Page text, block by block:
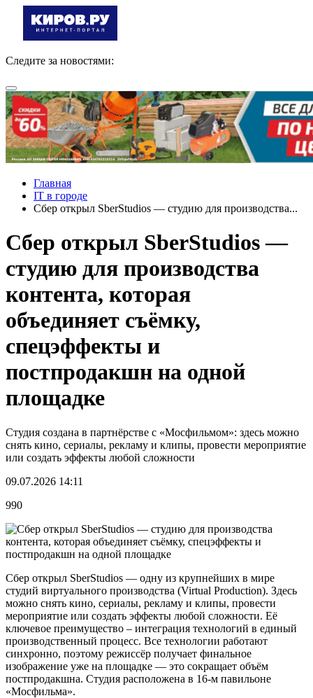
Следите за новостями:
Главная
IT в городе
Сбер открыл SberStudios — студию для производства...
Сбер открыл SberStudios —
студию для производства
контента, которая
объединяет съёмку,
спецэффекты и
постпродакшн на одной
площадке
Студия создана в партнёрстве с «Мосфильмом»: здесь можно
снять кино, сериалы, рекламу и клипы, провести мероприятие
или создать эффекты любой сложности
09.07.2026 14:11
990
Сбер открыл SberStudios — одну из крупнейших в мире
студий виртуального производства (Virtual Production). Здесь
можно снять кино, сериалы, рекламу и клипы, провести
мероприятие или создать эффекты любой сложности. Её
ключевое преимущество – интеграция технологий в единый
производственный процесс. Все технологии работают
синхронно, поэтому режиссёр получает финальное
изображение уже на площадке — это сокращает объём
постпродакшна. Студия расположена в 16-м павильоне
«Мосфильма».